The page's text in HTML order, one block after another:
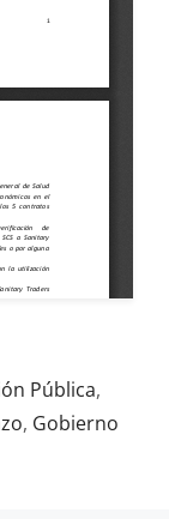
Pública,
, Gobierno